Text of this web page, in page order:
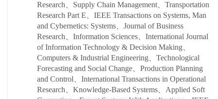
Research、Supply Chain Management、Transportation
Research Part E、IEEE Transactions on Systems, Man
and Cybernetics: Systems、Journal of Business
Research、Information Sciences、International Journal
of Information Technology & Decision Making、
Computers & Industrial Engineering、Technological
Forecasting and Social Change、Production Planning
and Control、 International Transactions in Operational
Research、 Knowledge-Based Systems、Applied Soft